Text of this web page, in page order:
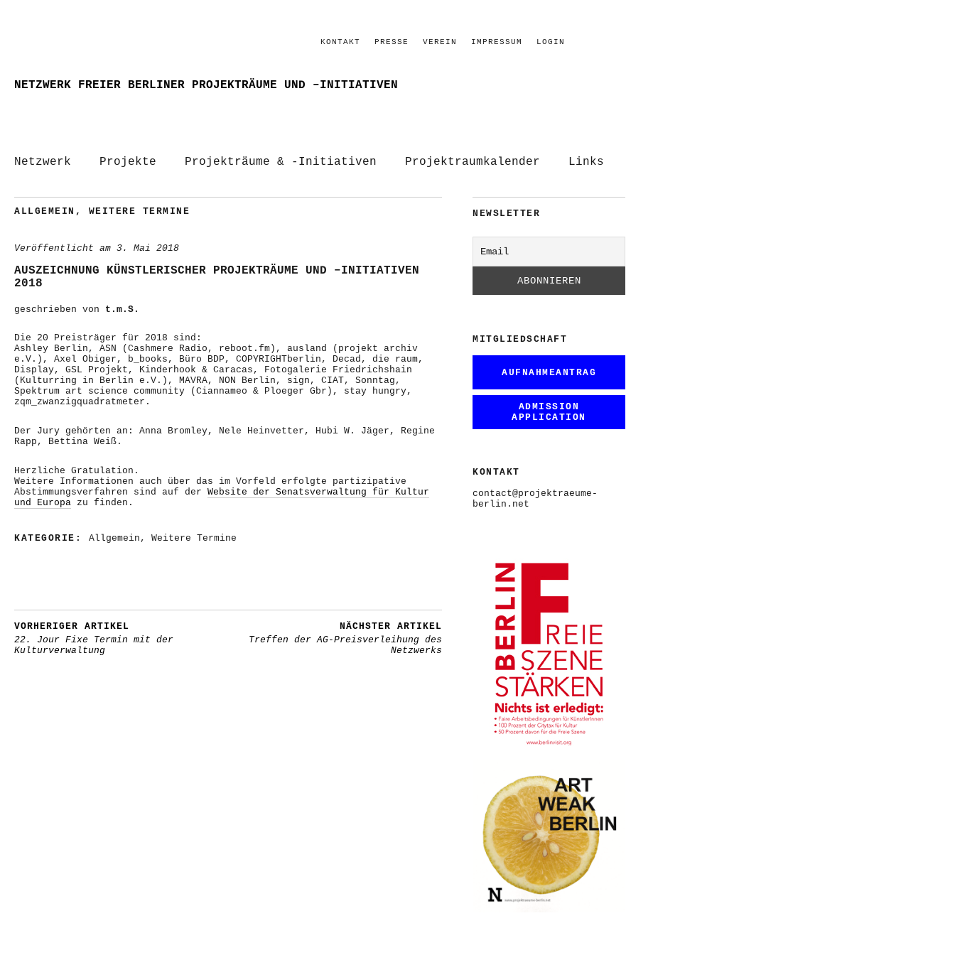
KONTAKT PRESSE VEREIN IMPRESSUM LOGIN
NETZWERK FREIER BERLINER PROJEKTRÄUME UND –INITIATIVEN
Netzwerk Projekte Projekträume & -Initiativen Projektraumkalender Links
ALLGEMEIN , WEITERE TERMINE
Veröffentlicht am 3. Mai 2018
AUSZEICHNUNG KÜNSTLERISCHER PROJEKTRÄUME UND –INITIATIVEN
2018
geschrieben von t.m.S.
Die 20 Preisträger für 2018 sind:
Ashley Berlin, ASN (Cashmere Radio, reboot.fm), ausland (projekt archiv
e.V.), Axel Obiger, b_books, Büro BDP, COPYRIGHTberlin, Decad, die raum,
Display, GSL Projekt, Kinderhook & Caracas, Fotogalerie Friedrichshain
(Kulturring in Berlin e.V.), MAVRA, NON Berlin, sign, CIAT, Sonntag,
Spektrum art science community (Ciannameo & Ploeger Gbr), stay hungry,
zqm_zwanzigquadratmeter.
Der Jury gehörten an: Anna Bromley, Nele Heinvetter, Hubi W. Jäger, Regine
Rapp, Bettina Weiß.
Herzliche Gratulation.
Weitere Informationen auch über das im Vorfeld erfolgte partizipative
Abstimmungsverfahren sind auf der Website der Senatsverwaltung für Kultur
und Europa zu finden.
KATEGORIE: Allgemein , Weitere Termine
VORHERIGER ARTIKEL
22. Jour Fixe Termin mit der
Kulturverwaltung
NÄCHSTER ARTIKEL
Treffen der AG-Preisverleihung des
Netzwerks
NEWSLETTER
MITGLIEDSCHAFT
AUFNAHMEANTRAG
ADMISSION
APPLICATION
KONTAKT
contact@projektraeume-
berlin.net